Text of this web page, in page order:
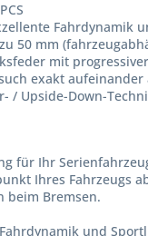
Fahrdynamik
50 mm
mit
exakt
/ Upside-Down-
für Ihr
Ihres Fahrzeugs
beim Bremsen.
und